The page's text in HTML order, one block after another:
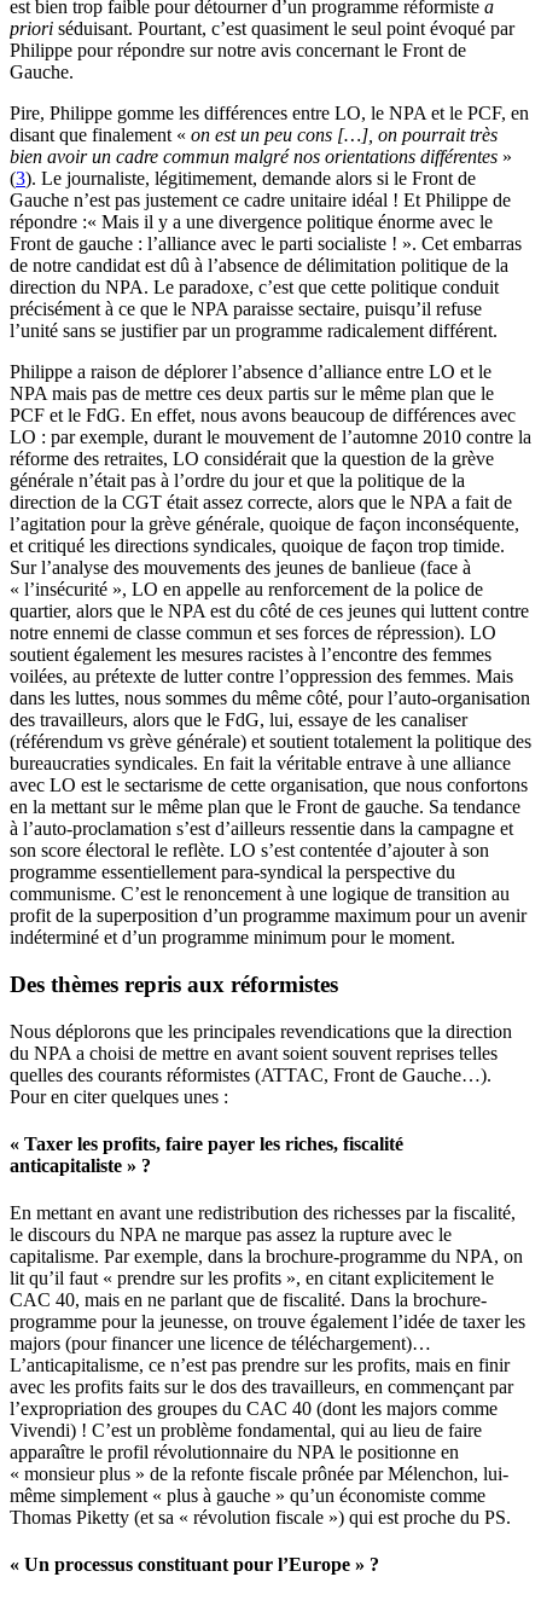
est bien trop faible pour détourner d’un programme réformiste a
priori séduisant. Pourtant, c’est quasiment le seul point évoqué par
Philippe pour répondre sur notre avis concernant le Front de
Gauche.
Pire, Philippe gomme les différences entre LO, le NPA et le PCF, en
disant que finalement « on est un peu cons […], on pourrait très
bien avoir un cadre commun malgré nos orientations différentes »
(3). Le journaliste, légitimement, demande alors si le Front de
Gauche n’est pas justement ce cadre unitaire idéal ! Et Philippe de
répondre :« Mais il y a une divergence politique énorme avec le
Front de gauche : l’alliance avec le parti socialiste ! ». Cet embarras
de notre candidat est dû à l’absence de délimitation politique de la
direction du NPA. Le paradoxe, c’est que cette politique conduit
précisément à ce que le NPA paraisse sectaire, puisqu’il refuse
l’unité sans se justifier par un programme radicalement différent.
Philippe a raison de déplorer l’absence d’alliance entre LO et le
NPA mais pas de mettre ces deux partis sur le même plan que le
PCF et le FdG. En effet, nous avons beaucoup de différences avec
LO : par exemple, durant le mouvement de l’automne 2010 contre la
réforme des retraites, LO considérait que la question de la grève
générale n’était pas à l’ordre du jour et que la politique de la
direction de la CGT était assez correcte, alors que le NPA a fait de
l’agitation pour la grève générale, quoique de façon inconséquente,
et critiqué les directions syndicales, quoique de façon trop timide.
Sur l’analyse des mouvements des jeunes de banlieue (face à
« l’insécurité », LO en appelle au renforcement de la police de
quartier, alors que le NPA est du côté de ces jeunes qui luttent contre
notre ennemi de classe commun et ses forces de répression). LO
soutient également les mesures racistes à l’encontre des femmes
voilées, au prétexte de lutter contre l’oppression des femmes. Mais
dans les luttes, nous sommes du même côté, pour l’auto-organisation
des travailleurs, alors que le FdG, lui, essaye de les canaliser
(référendum vs grève générale) et soutient totalement la politique des
bureaucraties syndicales. En fait la véritable entrave à une alliance
avec LO est le sectarisme de cette organisation, que nous confortons
en la mettant sur le même plan que le Front de gauche. Sa tendance
à l’auto-proclamation s’est d’ailleurs ressentie dans la campagne et
son score électoral le reflète. LO s’est contentée d’ajouter à son
programme essentiellement para-syndical la perspective du
communisme. C’est le renoncement à une logique de transition au
profit de la superposition d’un programme maximum pour un avenir
indéterminé et d’un programme minimum pour le moment.
Des thèmes repris aux réformistes
Nous déplorons que les principales revendications que la direction
du NPA a choisi de mettre en avant soient souvent reprises telles
quelles des courants réformistes (ATTAC, Front de Gauche…).
Pour en citer quelques unes :
« Taxer les profits, faire payer les riches, fiscalité
anticapitaliste » ?
En mettant en avant une redistribution des richesses par la fiscalité,
le discours du NPA ne marque pas assez la rupture avec le
capitalisme. Par exemple, dans la brochure-programme du NPA, on
lit qu’il faut « prendre sur les profits », en citant explicitement le
CAC 40, mais en ne parlant que de fiscalité. Dans la brochure-
programme pour la jeunesse, on trouve également l’idée de taxer les
majors (pour financer une licence de téléchargement)…
L’anticapitalisme, ce n’est pas prendre sur les profits, mais en finir
avec les profits faits sur le dos des travailleurs, en commençant par
l’expropriation des groupes du CAC 40 (dont les majors comme
Vivendi) ! C’est un problème fondamental, qui au lieu de faire
apparaître le profil révolutionnaire du NPA le positionne en
« monsieur plus » de la refonte fiscale prônée par Mélenchon, lui-
même simplement « plus à gauche » qu’un économiste comme
Thomas Piketty (et sa « révolution fiscale ») qui est proche du PS.
« Un processus constituant pour l’Europe » ?